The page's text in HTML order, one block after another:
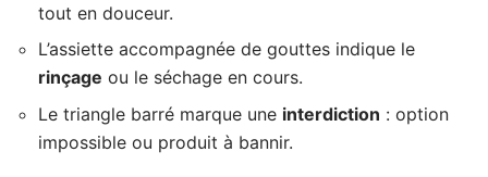
tout en douceur.
L’assiette accompagnée de gouttes indique le
rinçage ou le séchage en cours.
Le triangle barré marque une interdiction : option
impossible ou produit à bannir.